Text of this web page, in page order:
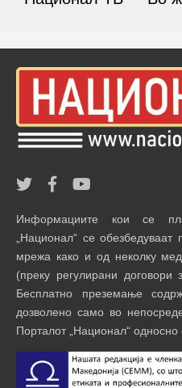
Информациите кои се
„Национал“ се обезбедуваат
мрежа како и од неколку
(преку регулирани договори
Бесплатно преземање
дозволено само во
Порталот „Национал“ односно